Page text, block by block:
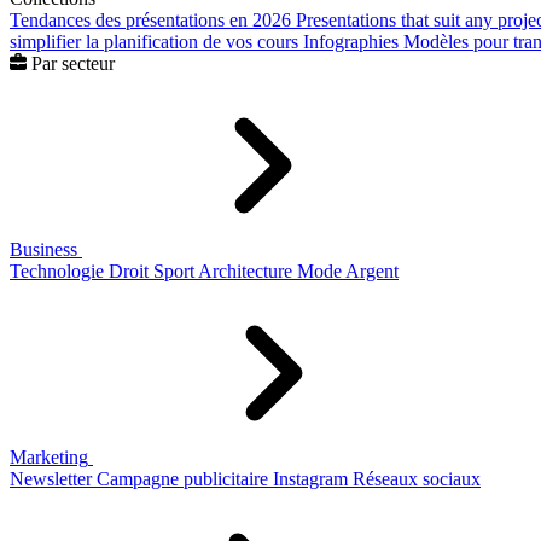
Tendances des présentations en 2026 Presentations that suit any
simplifier la planification de vos cours Infographies Modèles pour
Par secteur
Business
Technologie Droit Sport Architecture Mode Argent
Marketing
Newsletter Campagne publicitaire Instagram Réseaux sociaux